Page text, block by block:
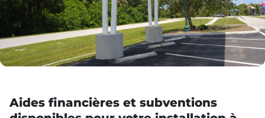
Aides financières et subventions